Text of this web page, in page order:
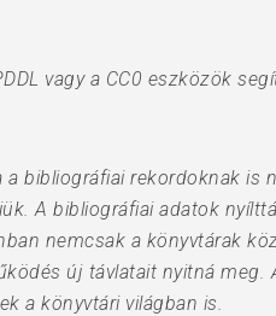
vagy a CC0 eszközök
bibliográfiai rekordoknak is
A bibliográfiai adatok
nemcsak a könyvtárak
új távlatait nyitná meg.
a könyvtári világban is.